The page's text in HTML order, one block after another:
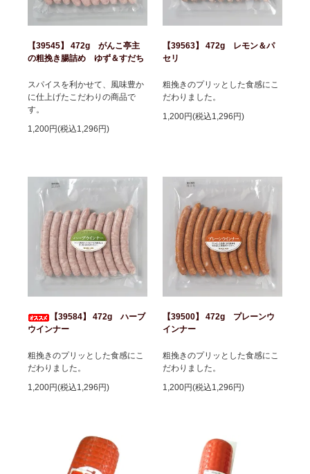
【39545】 472g がんこ亭主
の粗挽き腸詰め ゆず＆すだち
スパイスを利かせて、風味豊か
に仕上げたこだわりの商品で
す。
1,200円(税込1,296円)
【39563】 472g レモン＆パ
セリ
粗挽きのプリッとした食感にこ
だわりました。
1,200円(税込1,296円)
【39584】 472g ハーブ
ウインナー
粗挽きのプリッとした食感にこ
だわりました。
1,200円(税込1,296円)
【39500】 472g プレーンウ
インナー
粗挽きのプリッとした食感にこ
だわりました。
1,200円(税込1,296円)